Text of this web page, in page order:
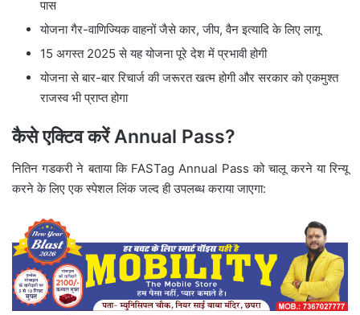
पास
योजना गैर-वाणिज्यिक वाहनों जैसे कार, जीप, वैन इत्यादि के लिए लागू
15 अगस्त 2025 से यह योजना पूरे देश में प्रभावी होगी
योजना से बार-बार रिचार्ज की जरूरत खत्म होगी और सरकार को एकमुश्त
राजस्व भी प्राप्त होगा
कैसे एक्टिव करें Annual Pass?
नितिन गडकरी ने बताया कि FASTag Annual Pass को चालू करने या रिन्यू
करने के लिए एक स्पेशल लिंक जल्द ही उपलब्ध कराया जाएगा: